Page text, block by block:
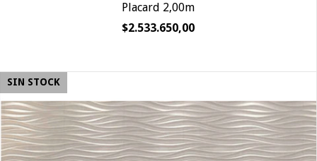
Placard 2,00m
$2.533.650,00
SIN STOCK